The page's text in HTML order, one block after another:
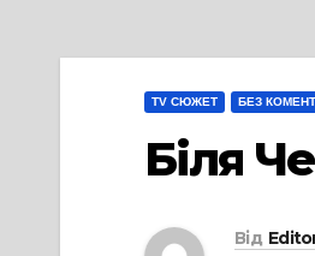
TV СЮЖЕТ БЕЗ
Біля
Від